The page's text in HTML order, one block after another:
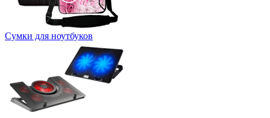
Сумки для ноутбуков